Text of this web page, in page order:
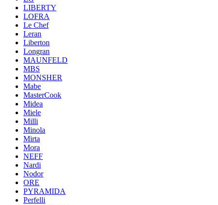
LIBERTY
LOFRA
Le Chef
Leran
Liberton
Longran
MAUNFELD
MBS
MONSHER
Mabe
MasterCook
Midea
Miele
Milli
Minola
Mirta
Mora
NEFF
Nardi
Nodor
ORE
PYRAMIDA
Perfelli